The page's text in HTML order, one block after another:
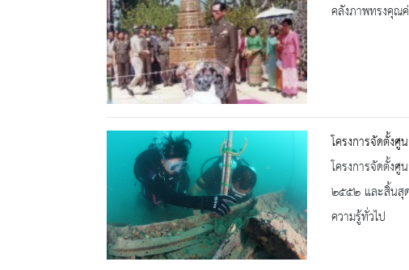
คลังภาพทรงคุณ
โครงการจัดตั้ง
โครงการจัดตั้ง
๒๕๕๒ และสิ้นสุ
ความรู้ทั่วไป